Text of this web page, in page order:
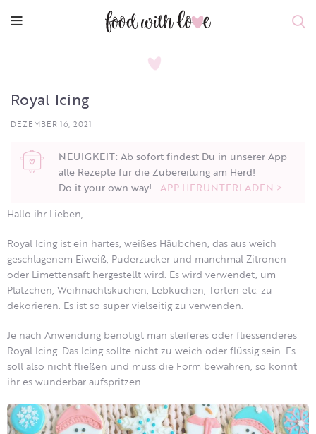
Royal Icing
DEZEMBER 16, 2021
NEUIGKEIT: Ab sofort findest Du in unserer App
alle Rezepte für die Zubereitung am Herd!
Do it your own way! APP HERUNTERLADEN >
Hallo ihr Lieben,
Royal Icing ist ein hartes, weißes Häubchen, das aus weich
geschlagenem Eiweiß, Puderzucker und manchmal Zitronen-
oder Limettensaft hergestellt wird. Es wird verwendet, um
Plätzchen, Weihnachtskuchen, Lebkuchen, Torten etc. zu
dekorieren. Es ist so super vielseitig zu verwenden.
Je nach Anwendung benötigt man steiferes oder fliessenderes
Royal Icing. Das Icing sollte nicht zu weich oder flüssig sein. Es
soll also nicht fließen und muss die Form bewahren, so könnt
ihr es wunderbar aufspritzen.